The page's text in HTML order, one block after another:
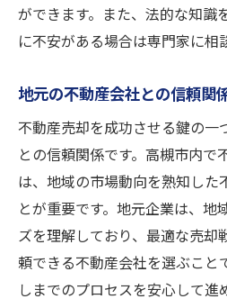
ができます。また、法的な知識
に不安がある場合は専門家に相
地元の不動産会社との信頼関
不動産売却を成功させる鍵の一
との信頼関係です。高槻市内で
は、地域の市場動向を熟知した
とが重要です。地元企業は、地
ズを理解しており、最適な売却
頼できる不動産会社を選ぶこと
しまでのプロセスを安心して進